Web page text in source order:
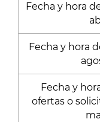
Fecha y hora
Fecha y hora
Fecha y
ofertas o